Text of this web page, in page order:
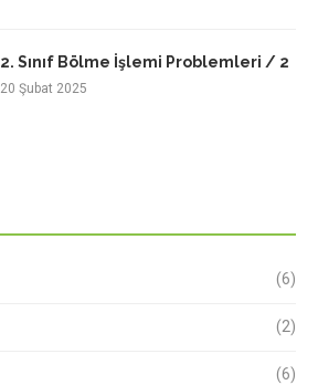
2. Sınıf Bölme İşlemi Problemleri / 2
20 Şubat 2025
(6)
(2)
(6)